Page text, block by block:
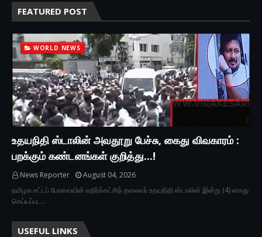
FEATURED POST
WORLD NEWS
உதயநிதி ஸ்டாலின் அவதூறு பேச்சு, கைது விவகாரம் :
பறக்கும் கண்டனங்கள் குறித்து...!
News Reporter
August 04, 2026
தமிழக சட்டப் பேரவையின் எதிர்க்கட்சித் தலைவர் உதயநிதி ஸ்டாலின் இன்று (4) கைது
செய்யப்பட…
USEFUL LINKS